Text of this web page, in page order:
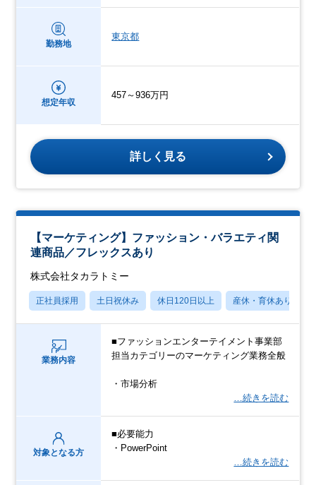
勤務地
東京都
想定年収
457～936万円
詳しく見る
【マーケティング】ファッション・バラエティ関
連商品／フレックスあり
株式会社タカラトミー
正社員採用 土日祝休み 休日120日以上 産休・育休あり
業務内容
■ファッションエンターテイメント事業部
担当カテゴリーのマーケティング業務全般
・市場分析
…続きを読む
対象となる方
■必要能力
・PowerPoint
…続きを読む